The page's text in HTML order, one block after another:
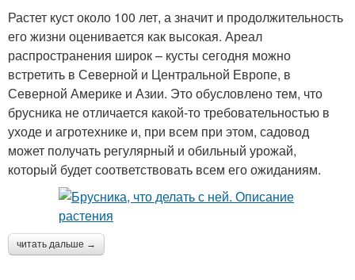
Растет куст около 100 лет, а значит и продолжительность
его жизни оценивается как высокая. Ареал
распространения широк – кусты сегодня можно
встретить в Северной и Центральной Европе, в
Северной Америке и Азии. Это обусловлено тем, что
брусника не отличается какой-то требовательностью в
уходе и агротехнике и, при всем при этом, садовод
может получать регулярный и обильный урожай,
который будет соответствовать всем его ожиданиям.
читать дальше →